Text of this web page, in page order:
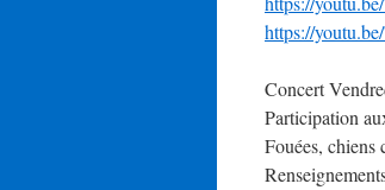
https://
Concert
Participation
Fouées, chiens